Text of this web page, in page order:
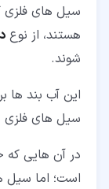
سیل های فلزی
هستند، از نوع
شوند.
این آب بند ها
سیل های فلزی
در آن هایی که
است؛ اما سیل